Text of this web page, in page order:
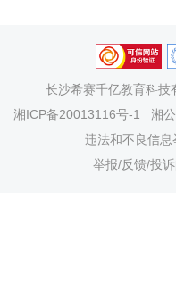
长沙希赛千亿教育科技
湘ICP备20013116号-1
湘
违法和不良信
举报/反馈/投